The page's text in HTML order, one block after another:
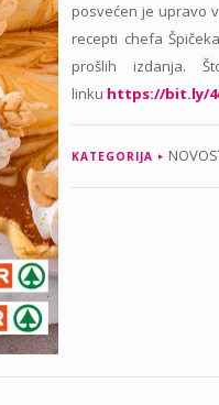
posvećen je upravo
recepti chefa
prošlih izdanja.
linku https://bit.ly/
KATEGORIJA